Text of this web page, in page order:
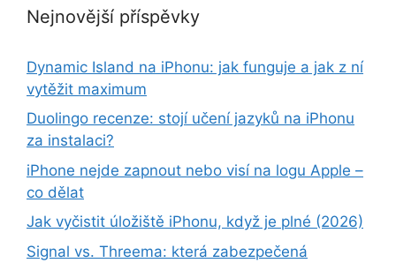
Nejnovější příspěvky
Dynamic Island na iPhonu: jak funguje a jak z ní
vytěžit maximum
Duolingo recenze: stojí učení jazyků na iPhonu
za instalaci?
iPhone nejde zapnout nebo visí na logu Apple –
co dělat
Jak vyčistit úložiště iPhonu, když je plné (2026)
Signal vs. Threema: která zabezpečená